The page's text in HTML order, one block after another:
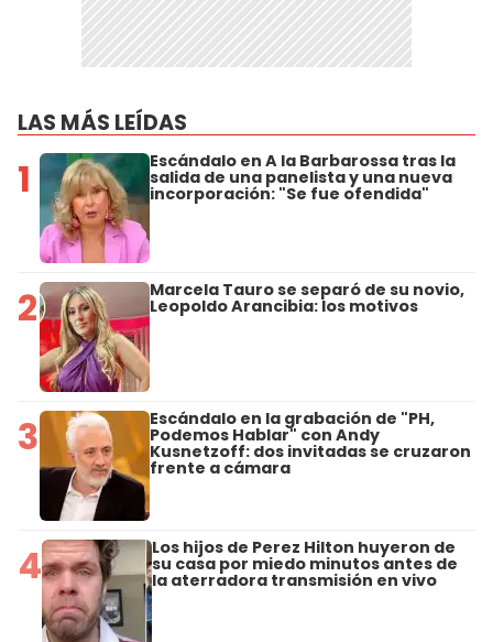
LAS MÁS LEÍDAS
1 Escándalo en A la Barbarossa tras la
salida de una panelista y una nueva
incorporación: "Se fue ofendida"
2 Marcela Tauro se separó de su novio,
Leopoldo Arancibia: los motivos
3 Escándalo en la grabación de "PH,
Podemos Hablar" con Andy
Kusnetzoff: dos invitadas se cruzaron
frente a cámara
4 Los hijos de Perez Hilton huyeron de
su casa por miedo minutos antes de
la aterradora transmisión en vivo